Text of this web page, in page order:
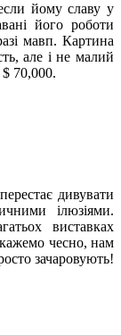
йому славу у
його роботи
мавп. Картина
але і не малий
70,000.
дивувати
ілюзіями.
виставках
чесно, нам
зачаровують!